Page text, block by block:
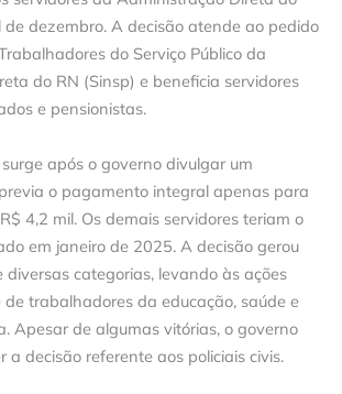
dezembro. A decisão atende ao pedido
do Serviço Público da
do RN (Sinsp) e beneficia servidores
e pensionistas.
após o governo divulgar um
o pagamento integral apenas para
4,2 mil. Os demais servidores teriam o
em janeiro de 2025. A decisão gerou
diversas categorias, levando às ações
de trabalhadores da educação, saúde e
Apesar de algumas vitórias, o governo
a decisão referente aos policiais civis.